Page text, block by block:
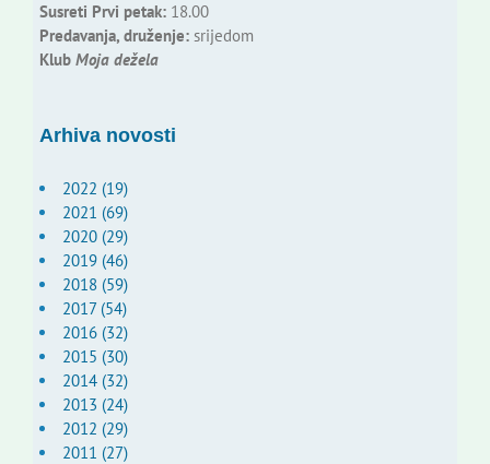
Susreti Prvi petak:18.00
Predavanja, druženje:srijedom
Klub Moja dežela
Arhiva novosti
2022 (19)
2021 (69)
2020 (29)
2019 (46)
2018 (59)
2017 (54)
2016 (32)
2015 (30)
2014 (32)
2013 (24)
2012 (29)
2011 (27)